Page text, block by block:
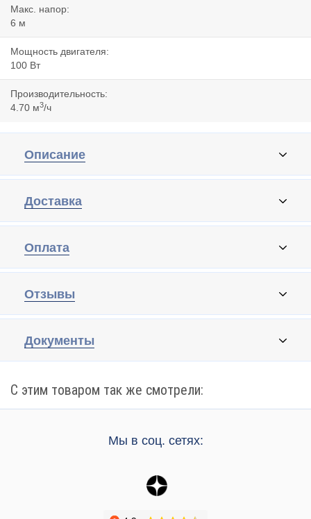
Макс. напор:
6 м
Мощность двигателя:
100 Вт
Производительность:
4.70 м3/ч
Описание
Доставка
Оплата
Отзывы
Документы
С этим товаром так же смотрели:
Мы в соц. сетях: